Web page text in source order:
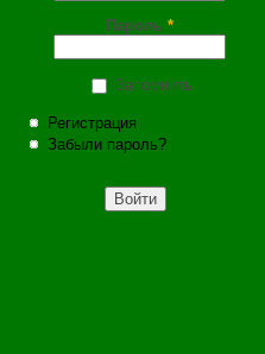
Пароль *
Запомнить
Регистрация
Забыли пароль?